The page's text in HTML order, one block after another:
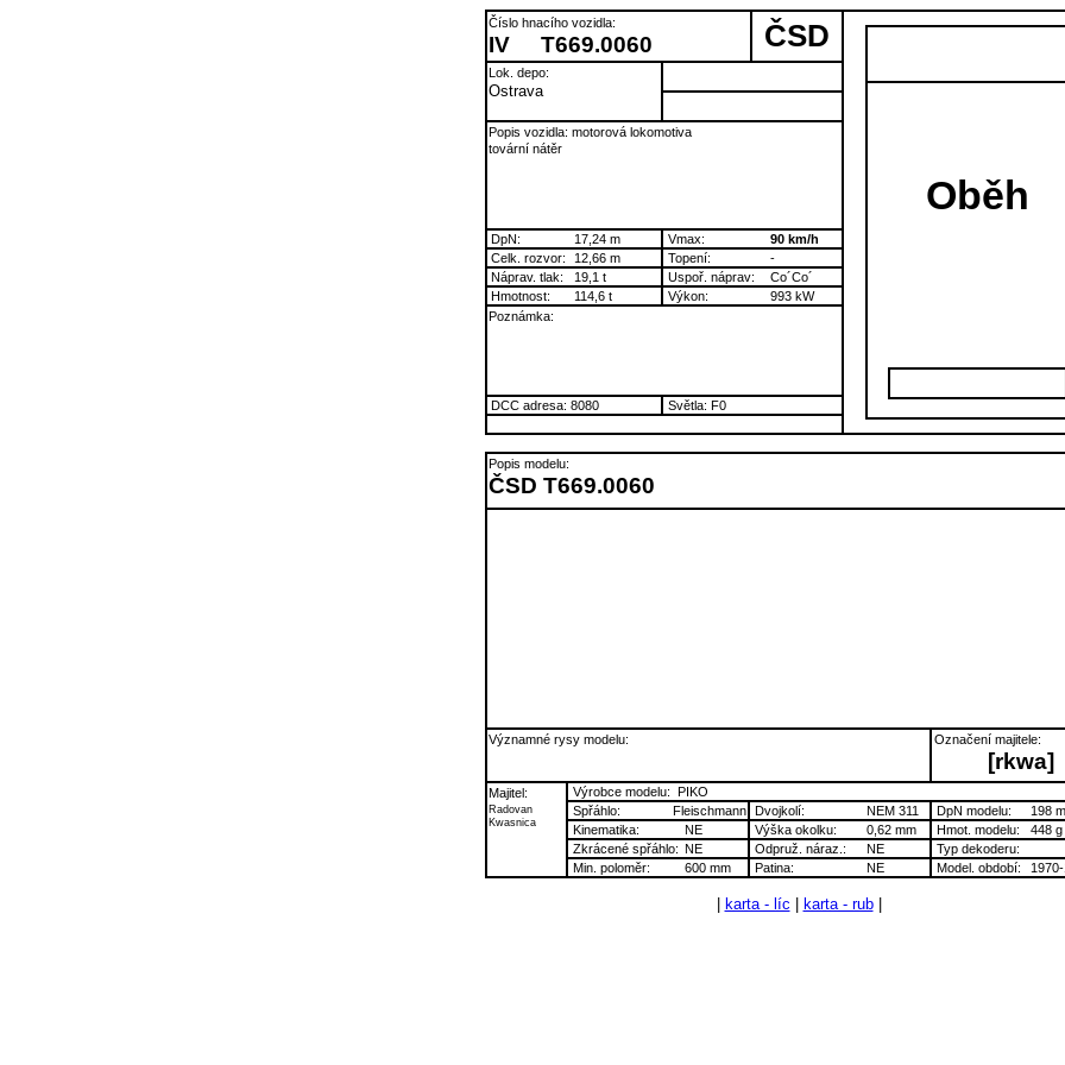
Číslo hnacího vozidla:
IV T669.0060 ČSD
Oběh
Lok. depo:
Ostrava
Popis vozidla: motorová lokomotiva
tovární nátěr
DpN: 17,24 m Vmax:
90 km/h
Celk. rozvor:
12,66 m Topení:
-
Náprav. tlak:
19,1 t Uspoř. náprav:
Co´Co´
Hmotnost:
114,6 t Výkon:
993 kW
Poznámka:
DCC adresa: 8080 Světla: F0
Popis modelu:
ČSD T669.0060
Významné rysy modelu: Označení majitele:
[rkwa]
Majitel:
Radovan
Kwasnica
Výrobce modelu: PIKO
Spřáhlo:
Fleischmann Dvojkolí: NEM 311 DpN modelu:
198
Kinematika:
NE Výška okolku: 0,62 mm Hmot. modelu:
448 g
Zkrácené spřáhlo: NE Odpruž. náraz.: NE
Typ dekoderu:
Min. poloměr:
600 mm Patina: NE Model. období:
karta - líc karta - rub|